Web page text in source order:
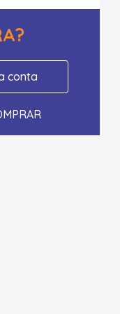
conta